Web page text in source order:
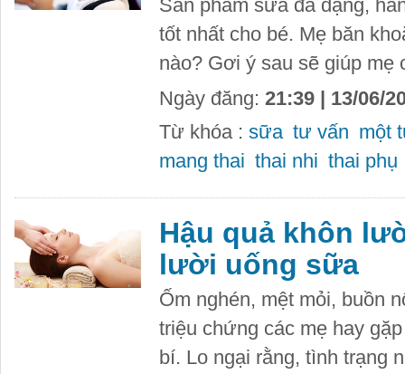
Sản phẩm sữa đa dạng,
tốt nhất cho bé. Mẹ băn
nào? Gơi ý sau sẽ giúp mẹ
Ngày đăng: 21:39 | 13/06/
Từ khóa : sữa tư vấn một
mang thai thai nhi thai phụ
Hậu quả khôn
lười uống sữa
Ốm nghén, mệt mỏi, buồn
triệu chứng các mẹ hay
bí. Lo ngại rằng, tình trạng